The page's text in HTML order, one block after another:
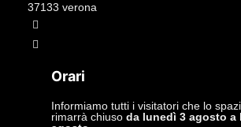
37133 verona
Orari
Informiamo tutti i visitatori che lo
rimarrà chiuso da lunedì 3 agosto a